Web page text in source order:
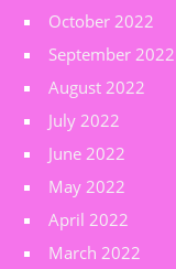
October 2022
September 2022
August 2022
July 2022
June 2022
May 2022
April 2022
March 2022